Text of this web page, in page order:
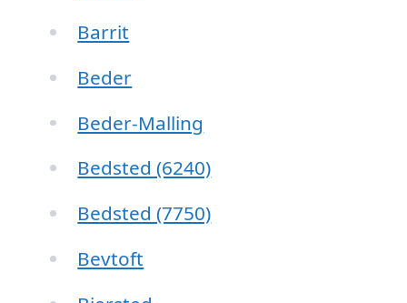
Barrit
Beder
Beder-Malling
Bedsted (6240)
Bedsted (7750)
Bevtoft